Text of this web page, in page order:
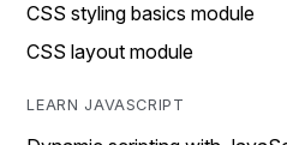
CSS styling basics module
CSS layout module
LEARN JAVASCRIPT